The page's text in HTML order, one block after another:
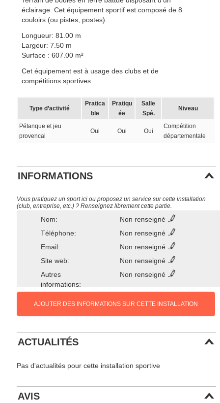
éclairage. Cet équipement sportif est composé de 8
couloirs (ou pistes, postes).
Longueur: 81.00 m
Largeur: 7.50 m
Surface : 607.00 m²
Cet équipement est à usage des clubs et de
compétitions sportives.
Type d’activité
Pratica
ble
Pratiqu
ée
Salle
Spé.
Niveau
Pétanque et jeu
provencal
Oui Oui Oui
Compétition
départementale
INFORMATIONS
Vous pratiquez un sport ici ou proposez un service sur cette installation
(club, entreprise, etc.) ? Renseignez librement cette partie.
Nom:
Non renseigné
Téléphone:
Non renseigné
Email:
Non renseigné
Site web:
Non renseigné
Autres
informations:
Non renseigné
AJOUTER DES INFORMATIONS SUR CETTE INSTALLATION
ACTUALITÉS
Pas d'actualités pour cette installation sportive
AVIS